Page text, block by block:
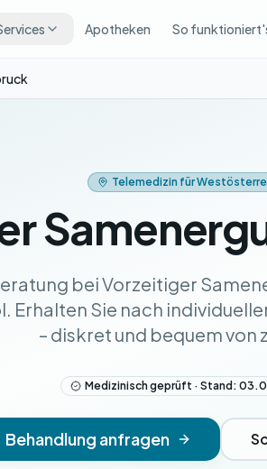
Apotheken So
Telemedizin für
bei Vorzeitiger
Erhalten Sie nach
– diskret und bequem von
Medizinisch geprüft · Stand:
Behandlung anfragen